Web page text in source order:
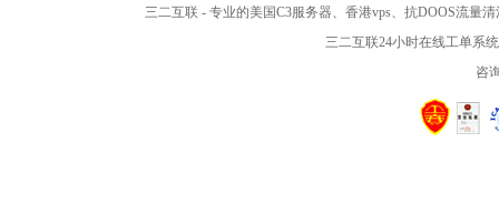
三二互联- 专业的美国C3服务器、 香港vps、抗DOOS流量
三二互联24小时在线工单系
咨